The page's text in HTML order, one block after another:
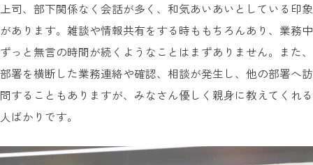
上司、部下関係なく会話が多く、和気あいあいとしている印象
があります。雑談や情報共有をする時ももちろんあり、業務中
ずっと無言の時間が続くようなことはまずありません。また、
部署を横断した業務連絡や確認、相談が発生し、他の部署へ訪
問することもありますが、みなさん優しく親身に教えてくれる
人ばかりです。